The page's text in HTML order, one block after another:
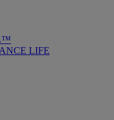
LIFE